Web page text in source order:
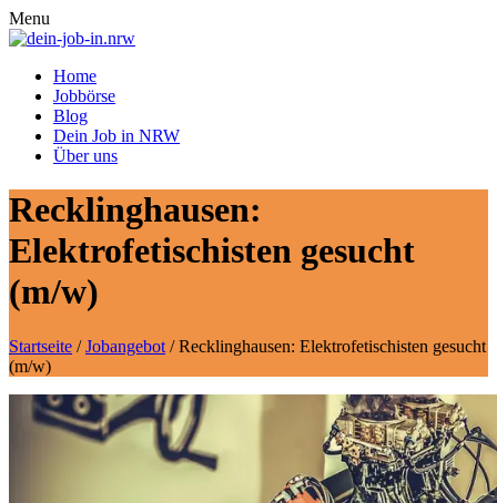
Menu
Home
Jobbörse
Blog
Dein Job in NRW
Über uns
Recklinghausen:
Elektrofetischisten gesucht
(m/w)
Startseite /Jobangebot /Recklinghausen: Elektrofetischisten gesucht
(m/w)